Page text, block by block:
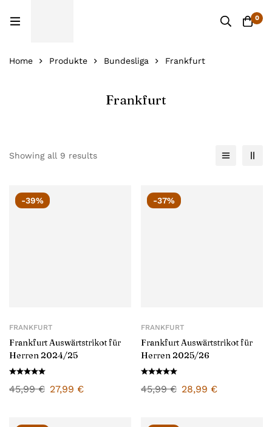
0
Home Produkte Bundesliga Frankfurt
Frankfurt
Showing all 9 results
-39%
FRANKFURT
Frankfurt Auswärtstrikot für
Herren 2024/25
45,99€ 27,99 €
-37%
FRANKFURT
Frankfurt Auswärtstrikot für
Herren 2025/26
45,99€ 28,99 €